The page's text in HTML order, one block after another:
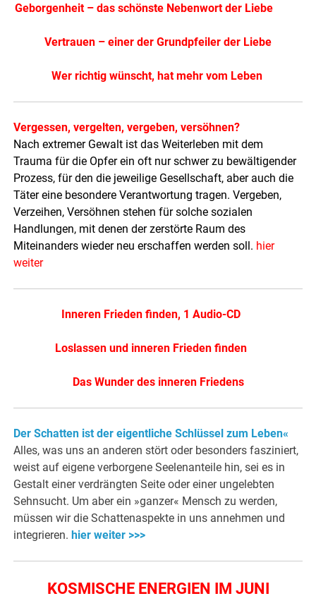
Geborgenheit – das schönste Nebenwort der Liebe
Vertrauen – einer der Grundpfeiler der Liebe
Wer richtig wünscht, hat mehr vom Leben
Vergessen, vergelten, vergeben, versöhnen?
Nach extremer Gewalt ist das Weiterleben mit dem
Trauma für die Opfer ein oft nur schwer zu bewältigender
Prozess, für den die jeweilige Gesellschaft, aber auch die
Täter eine besondere Verantwortung tragen. Vergeben,
Verzeihen, Versöhnen stehen für solche sozialen
Handlungen, mit denen der zerstörte Raum des
Miteinanders wieder neu erschaffen werden soll. hier
weiter
Inneren Frieden finden, 1 Audio-CD
Loslassen und inneren Frieden finden
Das Wunder des inneren Friedens
Der Schatten ist der eigentliche Schlüssel zum Leben«
Alles, was uns an anderen stört oder besonders fasziniert,
weist auf eigene verborgene Seelenanteile hin, sei es in
Gestalt einer verdrängten Seite oder einer ungelebten
Sehnsucht. Um aber ein »ganzer« Mensch zu werden,
müssen wir die Schattenaspekte in uns annehmen und
integrieren. hier weiter >>>
KOSMISCHE ENERGIEN IM JUNI